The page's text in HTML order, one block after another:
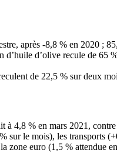
après -8,8 % en 2020 ;
d’olive recule de 65
de 22,5 % sur deux
à 4,8 % en mars 2021,
sur le mois), les transports
zone euro (1,5 % attendue